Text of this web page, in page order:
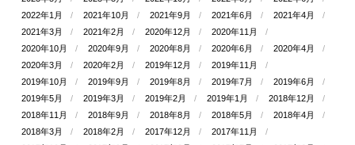
2022年1月
2021年10月 2021年9月 2021年6月
2021年4月
2021年3月
2021年2月 2020年12月
2020年11月
2020年10月
2020年9月 2020年8月 2020年6月
2020年4月
2020年3月
2020年2月 2019年12月
2019年11月
2019年10月
2019年9月 2019年8月 2019年7月
2019年6月
2019年5月
2019年3月 2019年2月 2019年1月
2018年12月
2018年11月
2018年9月 2018年8月 2018年5月
2018年4月
2018年3月
2018年2月 2017年12月
2017年11月